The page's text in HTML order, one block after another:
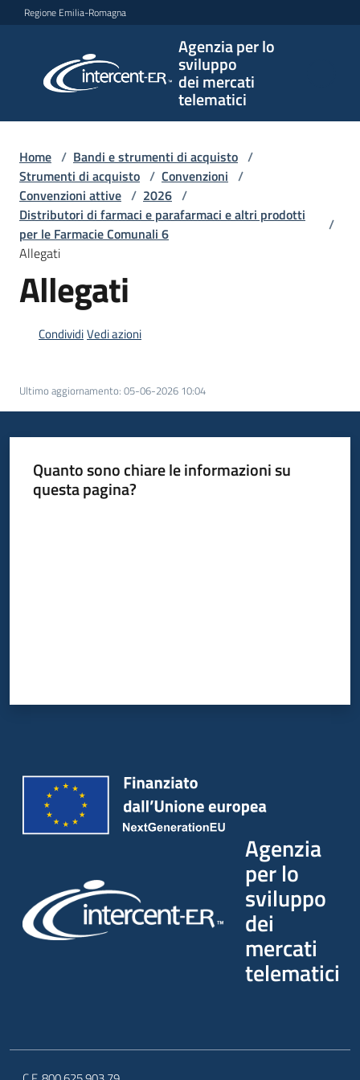
Vai al contenuto
Vai alla navigazione
Vai al footer
Regione Emilia-Romagna
Agenzia per lo
sviluppo
dei mercati
telematici
per lo
sviluppo
telematici
L'Agenzia
Bandi
strumenti
Supporto
Piattaforme
Home / Bandi e strumenti di acquisto /
Strumenti di acquisto / Convenzioni /
Convenzioni attive / 2026 /
Distributori di farmaci e parafarmaci e altri prodotti
per le Farmacie Comunali 6
/
Allegati
Allegati
CondividiVedi azioni
Ultimo aggiornamento: 05-06-2026 10:04
Quanto sono chiare le informazioni su
questa pagina?
Agenzia
per lo
sviluppo
dei
mercati
telematici